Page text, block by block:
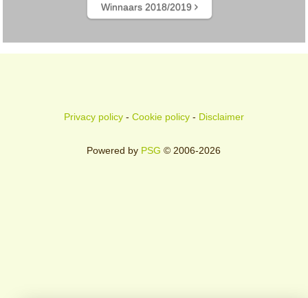
Winnaars 2018/2019
Privacy policy- Cookie policy- Disclaimer
Powered by PSG © 2006-2026